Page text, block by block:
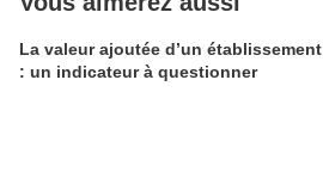
La valeur ajoutée d’un établissement
: un indicateur à questionner